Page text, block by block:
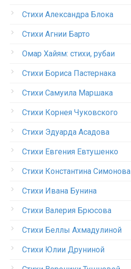
Стихи Александра Блока
Стихи Агнии Барто
Омар Хайям: стихи, рубаи
Стихи Бориса Пастернака
Стихи Самуила Маршака
Стихи Корнея Чуковского
Стихи Эдуарда Асадова
Стихи Евгения Евтушенко
Стихи Константина Симонова
Стихи Ивана Бунина
Стихи Валерия Брюсова
Стихи Беллы Ахмадулиной
Стихи Юлии Друниной